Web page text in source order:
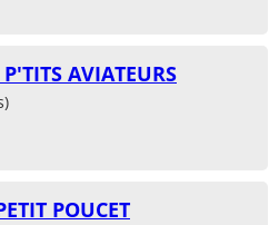
AVIATEURS
POUCET